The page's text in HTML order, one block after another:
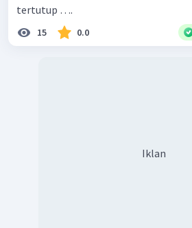
tertutup ….
15 0.0
Iklan